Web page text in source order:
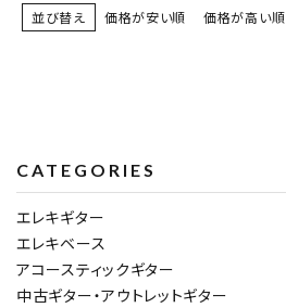
並び替え 価格が安い順 価格が高い順
CATEGORIES
エレキギター
エレキベース
アコースティックギター
中古ギター・アウトレットギター